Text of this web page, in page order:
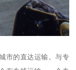
市的直达运输。与专